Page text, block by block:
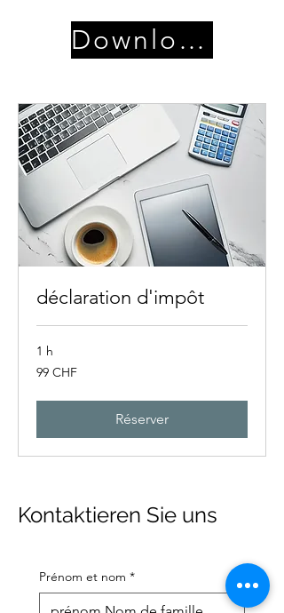
Download
déclaration d'impôt
1 h
99
francs
99 CHF
Réserver
Kontaktieren Sie uns
Prénom et nom *